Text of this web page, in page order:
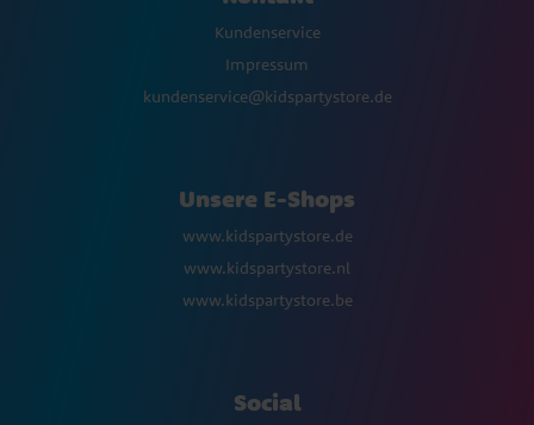
Kundenservice
Impressum
kundenservice@kidspartystore.de
Unsere E-Shops
www.kidspartystore.de
www.kidspartystore.nl
www.kidspartystore.be
Social